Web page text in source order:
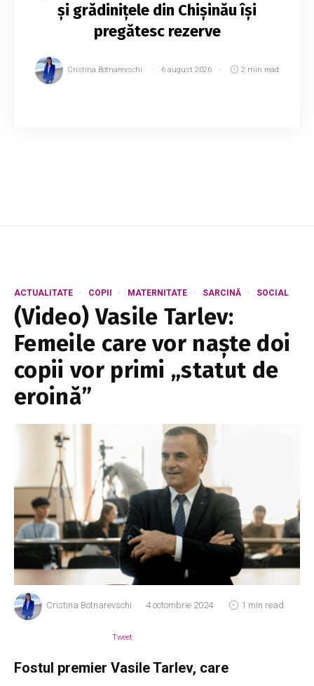
și grădinițele din Chișinău își
pregătesc rezerve
Cristina Botnarevschi 6 august 2026 2 min read
ACTUALITATE COPII MATERNITATE SARCINĂ SOCIAL
(Video) Vasile Tarlev:
Femeile care vor naște doi
copii vor primi „statut de
eroină”
Cristina Botnarevschi 4 octombrie 2024 1 min read
Tweet
Fostul premier Vasile Tarlev, care